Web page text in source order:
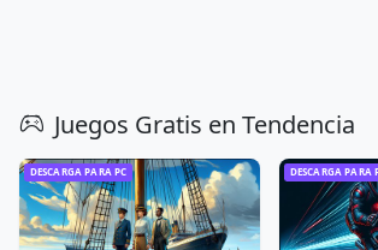
Juegos Gratis en Tendencia
DESCARGA PARA PC DESCARGA PARA